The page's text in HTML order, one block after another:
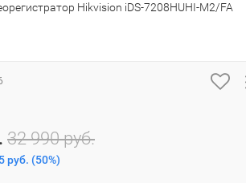
Hikvision iDS-7208HUHI-M2/FA
32 990 руб.
руб. (50%)